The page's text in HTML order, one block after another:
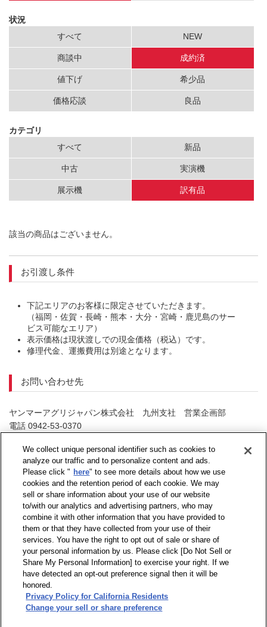
状況
すべて
NEW
商談中 成約済
値下げ 希少品
価格応談 良品
カテゴリ
すべて
新品
中古 実演機
展示機 訳有品
該当の商品はございません。
お引渡し条件
下記エリアのお客様に限定させていただきます。
（福岡・佐賀・長崎・熊本・大分・宮崎・鹿児島のサー
ビス可能なエリア）
表示価格は現状渡しでの現金価格（税込）です。
修理代金、運搬費用は別途となります。
お問い合わせ先
ヤンマーアグリジャパン株式会社 九州支社 営業企画部
電話 0942-53-0370
40）We collect unique personal identifier such as cookies to
analyze our traffic and to personalize content and ads.
Please click " here" to see more details about how we use
cookies and the retention period of each cookie. We may
sell or share information about your use of our website
to/with our analytics and advertising partners, who may
combine it with other information that you have provided to
them or that they have collected from your use of their
services. You have the right to opt out of sale or share of
your personal information by us. Please click [Do Not Sell or
Share My Personal Information] to exercise your right. If we
have detected an opt-out preference signal then it will be
honored.
Privacy Policy for California Residents
Change your sell or share preference